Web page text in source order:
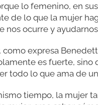
lo femenino, en
de lo que la mujer
nos ocurre y
como expresa
es fuerte, sino
todo lo que ama de
tiempo, la mujer